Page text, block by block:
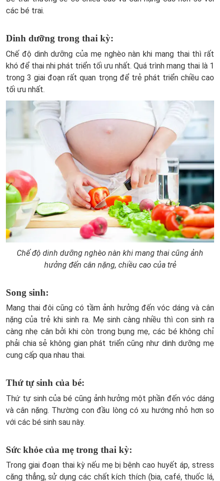
các bé trai.
Dinh dưỡng trong thai kỳ:
Chế độ dinh dưỡng của mẹ nghèo nàn khi mang thai thì rất
khó để thai nhi phát triển tối ưu nhất. Quá trình mang thai là 1
trong 3 giai đoạn rất quan trọng để trẻ phát triển chiều cao
tối ưu nhất.
Chế độ dinh dưỡng nghèo nàn khi mang thai cũng ảnh
hưởng đến cân nặng, chiều cao của trẻ
Song sinh:
Mang thai đôi cũng có tầm ảnh hưởng đến vóc dáng và cân
nặng của trẻ khi sinh ra. Mẹ sinh càng nhiều thì con sinh ra
càng nhẹ cân bởi khi còn trong bụng mẹ, các bé không chỉ
phải chia sẻ không gian phát triển cũng như dinh dưỡng mẹ
cung cấp qua nhau thai.
Thứ tự sinh của bé:
Thứ tự sinh của bé cũng ảnh hưởng một phần đến vóc dáng
và cân nặng. Thường con đầu lòng có xu hướng nhỏ hơn so
với các bé sinh sau này.
Sức khỏe của mẹ trong thai kỳ:
Trong giai đoạn thai kỳ nếu mẹ bị bệnh cao huyết áp, stress
căng thẳng, sử dụng các chất kích thích (bia, café, thuốc lá,